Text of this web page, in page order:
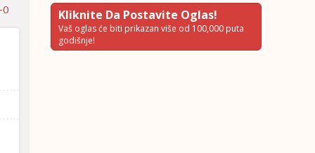
0 Kliknite Da Postavite Oglas!
Vaš oglas će biti prikazan više od 100,000 puta
godišnje!